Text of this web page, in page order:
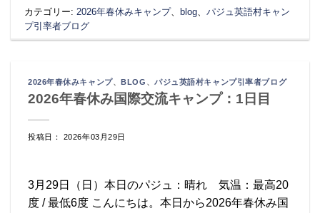
カテゴリー: 2026年春休みキャンプ、blog 、パジュ英語村キャン
プ引率者ブログ
2026年春休みキャンプ、 BLOG 、パジュ英語村キャンプ引率者ブログ
2026年春休み国際交流キャンプ：1日目
投稿日： 2026年03月29日
3月29日（日）本日のパジュ：晴れ 気温：最高20
度 / 最低6度 こんにちは。本日から2026年春休み国